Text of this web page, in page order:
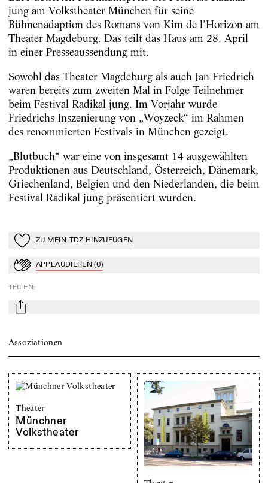
jung am Volkstheater München für seine
Bühnenadaption des Romans von Kim de l’Horizon am
Theater Magdeburg. Das teilt das Haus am 28. April
in einer Presseaussendung mit.
Sowohl das Theater Magdeburg als auch Jan Friedrich
waren bereits zum zweiten Mal in Folge Teilnehmer
beim Festival Radikal jung. Im Vorjahr wurde
Friedrichs Inszenierung von „Woyzeck“ im Rahmen
des renommierten Festivals in München gezeigt.
„Blutbuch“ war eine von insgesamt 14 ausgewählten
Produktionen aus Deutschland, Österreich, Dänemark,
Griechenland, Belgien und den Niederlanden, die beim
Festival Radikal jung präsentiert wurden.
Zu Mein-TdZ hinzufügen
ZU MEIN-TDZ HINZUFÜGEN
ApplaudierenAPPLAUDIEREN (0)
TEILEN:
mail
Assoziationen
Theater
Münchner
Volkstheater